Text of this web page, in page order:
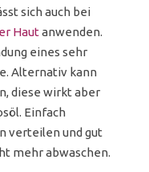
sich auch bei
Hautanwenden.
eines sehr
Alternativ kann
diese wirkt aber
Einfach
verteilen und gut
mehr abwaschen.